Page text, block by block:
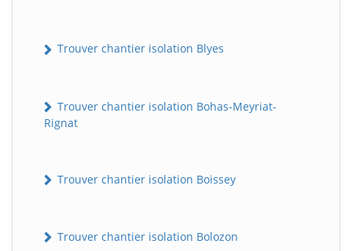
Trouver chantier isolation Blyes
Trouver chantier isolation Bohas-Meyriat-
Rignat
Trouver chantier isolation Boissey
Trouver chantier isolation Bolozon